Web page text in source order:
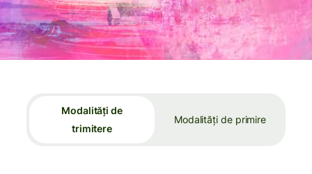
Modalități de
trimitere
Modalități de primire